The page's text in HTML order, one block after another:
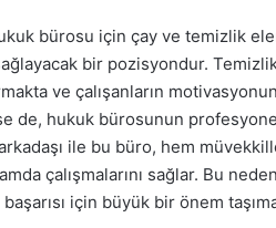
bürosu için çay ve temizlik
bir pozisyondur.
ve çalışanların
de, hukuk bürosunun
ile bu büro, hem
çalışmalarını sağlar. Bu
için büyük bir önem